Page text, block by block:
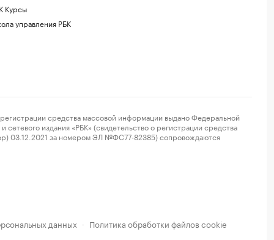
Курсы
управления РБК
средства массовой информации выдано Федеральной
издания «РБК» (свидетельство о регистрации средства
03.12.2021 за номером ЭЛ №ФС77-82385) сопровождаются
данных · Политика обработки файлов cookie